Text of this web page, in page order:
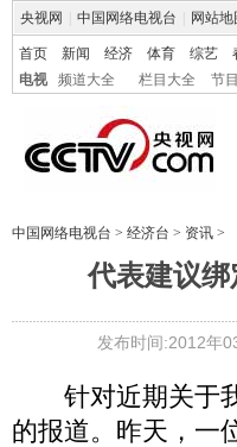
央视网 中国网络电视台 网站地
首页 新闻 经济 体育 综艺
电视
频道大全 栏目大全 节
中国网络电视台 > 经济台 > 资讯 >
代表建议
发布时间:2012年
针对近期关于我
的报道。昨天，一